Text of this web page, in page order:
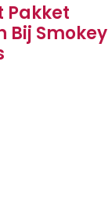
Pakket
Bij Smokey